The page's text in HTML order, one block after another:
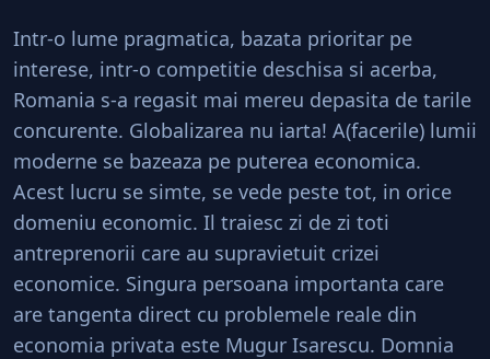
Intr-o lume pragmatica, bazata prioritar pe
interese, intr-o competitie deschisa si acerba,
Romania s-a regasit mai mereu depasita de tarile
concurente. Globalizarea nu iarta! A(facerile) lumii
moderne se bazeaza pe puterea economica.
Acest lucru se simte, se vede peste tot, in orice
domeniu economic. Il traiesc zi de zi toti
antreprenorii care au supravietuit crizei
economice. Singura persoana importanta care
are tangenta direct cu problemele reale din
economia privata este Mugur Isarescu. Domnia